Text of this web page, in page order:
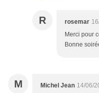
R rosemar
Merci pour
Bonne
M Michel Jean 14/06/